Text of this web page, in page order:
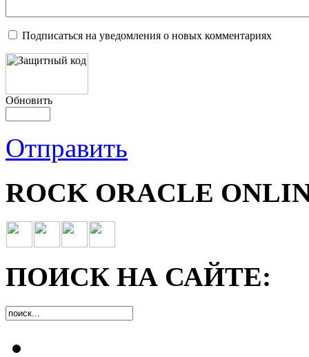
Подписаться на уведомления о новых комментариях
Обновить
Отправить
ROCK ORACLE
ПОИСК НА САЙТЕ: